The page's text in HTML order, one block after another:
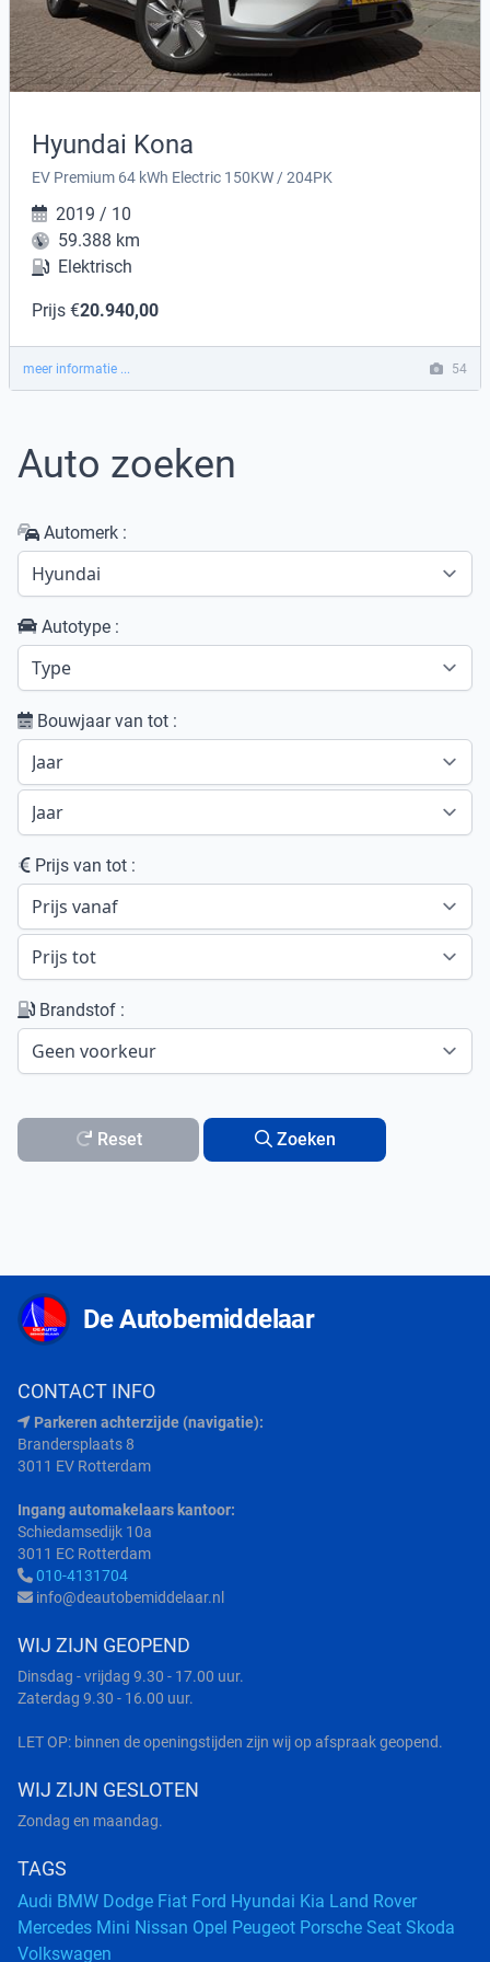
Hyundai Kona
EV Premium 64 kWh Electric 150KW / 204PK
2019 / 10
59.388 km
Elektrisch
Prijs €20.940,00
meer informatie ... 54
Auto zoeken
Automerk :
Autotype :
Bouwjaar van tot :
Prijs van tot :
Brandstof :
Reset Zoeken
De Autobemiddelaar
CONTACT INFO
Parkeren achterzijde (navigatie):
Brandersplaats 8
3011 EV Rotterdam
Ingang automakelaars kantoor:
Schiedamsedijk 10a
3011 EC Rotterdam
010-4131704
info@deautobemiddelaar.nl
WIJ ZIJN GEOPEND
Dinsdag - vrijdag 9.30 - 17.00 uur.
Zaterdag 9.30 - 16.00 uur.
LET OP: binnen de openingstijden zijn wij op afspraak geopend.
WIJ ZIJN GESLOTEN
Zondag en maandag.
TAGS
Audi BMW Dodge Fiat Ford Hyundai Kia Land Rover
Mercedes Mini Nissan Opel Peugeot Porsche Seat Skoda
Volkswagen